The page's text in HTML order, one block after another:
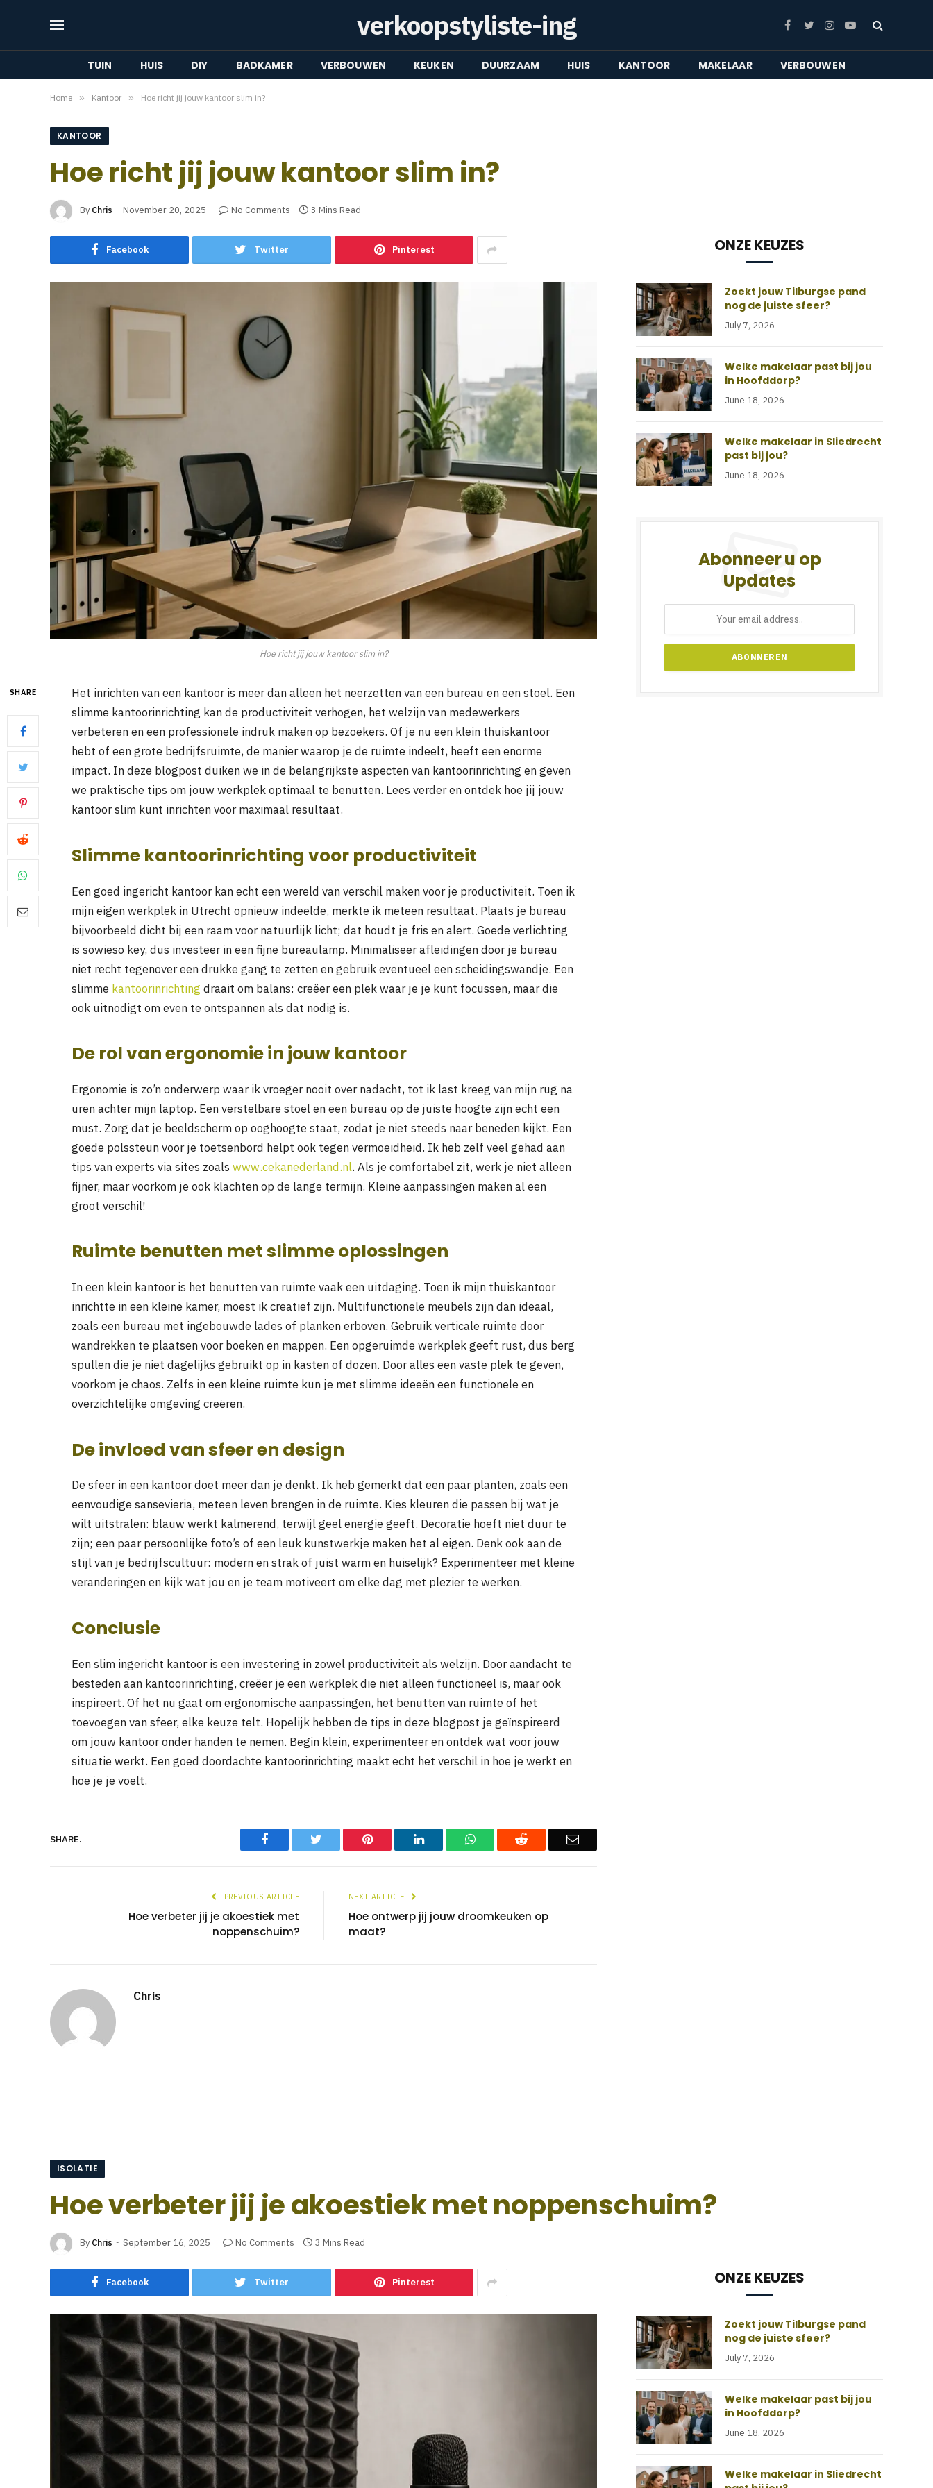
verkoopstyliste-ing Facebook
TwitterInstagram
YouTube
TUIN HUIS DIY BADKAMER VERBOUWEN KEUKEN DUURZAAM HUIS KANTOOR MAKELAAR VERBOUWEN
Home » Kantoor » Hoe richt jij jouw kantoor slim in?
KANTOOR
Hoe richt jij jouw kantoor slim in?
By Chris November 20, 2025 No Comments 3 Mins Read
Facebook Twitter Pinterest
Hoe richt jij jouw kantoor slim in?
SHARE
Het inrichten van een kantoor is meer dan alleen het neerzetten van een bureau en een stoel. Een
slimme kantoorinrichting kan de productiviteit verhogen, het welzijn van medewerkers
verbeteren en een professionele indruk maken op bezoekers. Of je nu een klein thuiskantoor
hebt of een grote bedrijfsruimte, de manier waarop je de ruimte indeelt, heeft een enorme
impact. In deze blogpost duiken we in de belangrijkste aspecten van kantoorinrichting en geven
we praktische tips om jouw werkplek optimaal te benutten. Lees verder en ontdek hoe jij jouw
kantoor slim kunt inrichten voor maximaal resultaat.
Slimme kantoorinrichting voor productiviteit
Een goed ingericht kantoor kan echt een wereld van verschil maken voor je productiviteit. Toen ik
mijn eigen werkplek in Utrecht opnieuw indeelde, merkte ik meteen resultaat. Plaats je bureau
bijvoorbeeld dicht bij een raam voor natuurlijk licht; dat houdt je fris en alert. Goede verlichting
is sowieso key, dus investeer in een fijne bureaulamp. Minimaliseer afleidingen door je bureau
niet recht tegenover een drukke gang te zetten en gebruik eventueel een scheidingswandje. Een
slimme kantoorinrichting draait om balans: creëer een plek waar je je kunt focussen, maar die
ook uitnodigt om even te ontspannen als dat nodig is.
De rol van ergonomie in jouw kantoor
Ergonomie is zo’n onderwerp waar ik vroeger nooit over nadacht, tot ik last kreeg van mijn rug na
uren achter mijn laptop. Een verstelbare stoel en een bureau op de juiste hoogte zijn echt een
must. Zorg dat je beeldscherm op ooghoogte staat, zodat je niet steeds naar beneden kijkt. Een
goede polssteun voor je toetsenbord helpt ook tegen vermoeidheid. Ik heb zelf veel gehad aan
tips van experts via sites zoals www.cekanederland.nl. Als je comfortabel zit, werk je niet alleen
fijner, maar voorkom je ook klachten op de lange termijn. Kleine aanpassingen maken al een
groot verschil!
Ruimte benutten met slimme oplossingen
In een klein kantoor is het benutten van ruimte vaak een uitdaging. Toen ik mijn thuiskantoor
inrichtte in een kleine kamer, moest ik creatief zijn. Multifunctionele meubels zijn dan ideaal,
zoals een bureau met ingebouwde lades of planken erboven. Gebruik verticale ruimte door
wandrekken te plaatsen voor boeken en mappen. Een opgeruimde werkplek geeft rust, dus berg
spullen die je niet dagelijks gebruikt op in kasten of dozen. Door alles een vaste plek te geven,
voorkom je chaos. Zelfs in een kleine ruimte kun je met slimme ideeën een functionele en
overzichtelijke omgeving creëren.
De invloed van sfeer en design
De sfeer in een kantoor doet meer dan je denkt. Ik heb gemerkt dat een paar planten, zoals een
eenvoudige sansevieria, meteen leven brengen in de ruimte. Kies kleuren die passen bij wat je
wilt uitstralen: blauw werkt kalmerend, terwijl geel energie geeft. Decoratie hoeft niet duur te
zijn; een paar persoonlijke foto’s of een leuk kunstwerkje maken het al eigen. Denk ook aan de
stijl van je bedrijfscultuur: modern en strak of juist warm en huiselijk? Experimenteer met kleine
veranderingen en kijk wat jou en je team motiveert om elke dag met plezier te werken.
Conclusie
Een slim ingericht kantoor is een investering in zowel productiviteit als welzijn. Door aandacht te
besteden aan kantoorinrichting, creëer je een werkplek die niet alleen functioneel is, maar ook
inspireert. Of het nu gaat om ergonomische aanpassingen, het benutten van ruimte of het
toevoegen van sfeer, elke keuze telt. Hopelijk hebben de tips in deze blogpost je geïnspireerd
om jouw kantoor onder handen te nemen. Begin klein, experimenteer en ontdek wat voor jouw
situatie werkt. Een goed doordachte kantoorinrichting maakt echt het verschil in hoe je werkt en
hoe je je voelt.
SHARE. Facebook Twitter Pinterest LinkedIn WhatsAppReddit Email
PREVIOUS ARTICLE
Hoe verbeter jij je akoestiek met
noppenschuim?
NEXT ARTICLE
Hoe ontwerp jij jouw droomkeuken op
maat?
Chris
ONZE KEUZES
Zoekt jouw Tilburgse pand
nog de juiste sfeer?
July 7, 2026
Welke makelaar past bij jou
in Hoofddorp?
June 18, 2026
Welke makelaar in Sliedrecht
past bij jou?
June 18, 2026
Abonneer u op
Updates
ISOLATIE
Hoe verbeter jij je akoestiek met noppenschuim?
By Chris September 16, 2025 No Comments 3 Mins Read
Facebook Twitter Pinterest ONZE KEUZES
Zoekt jouw Tilburgse pand
nog de juiste sfeer?
July 7, 2026
Welke makelaar past bij jou
in Hoofddorp?
June 18, 2026
Welke makelaar in Sliedrecht